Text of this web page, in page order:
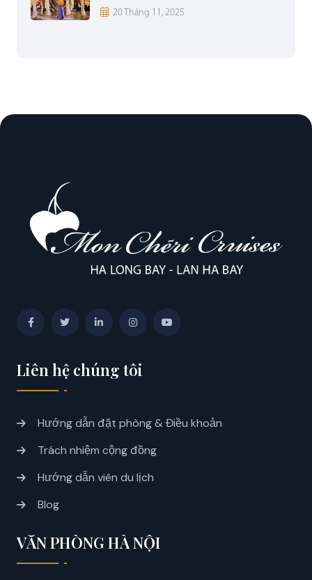
20 Tháng 11, 2025
Liên hệ chúng tôi
Hướng dẫn đặt phòng & Điều khoản
Trách nhiệm cộng đồng
Hướng dẫn viên du lịch
Blog
VĂN PHÒNG HÀ NỘI